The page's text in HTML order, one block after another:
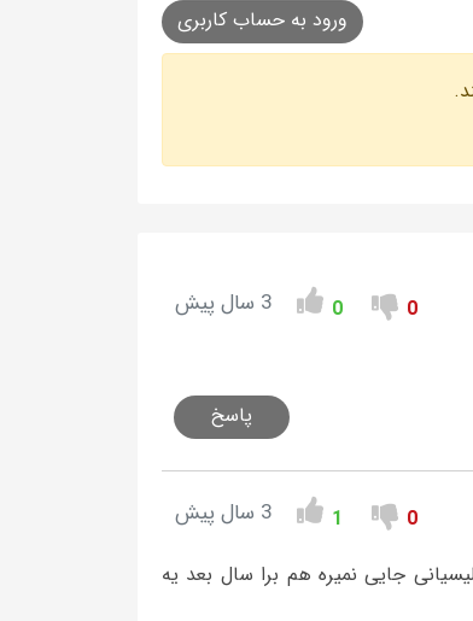
ورود به حساب کاربری
0
0 3 سال پیش
پاسخ
0
1 3 سال پیش
جایی نمیره هم برا سال بعد یه